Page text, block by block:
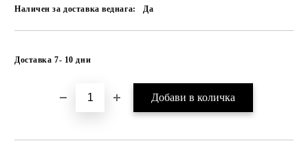
Наличен за доставка веднага:
Да
Доставка 7- 10 дни